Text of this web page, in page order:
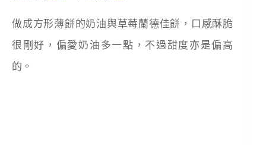
做成方形薄餅的奶油與草莓蘭德佳餅，口感酥脆
很剛好，偏愛奶油多一點，不過甜度亦是偏高
的。